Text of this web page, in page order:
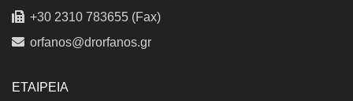
+30 2310 783655 (Fax)
orfanos@drorfanos.gr
ΕΤΑΙΡΕΙΑ